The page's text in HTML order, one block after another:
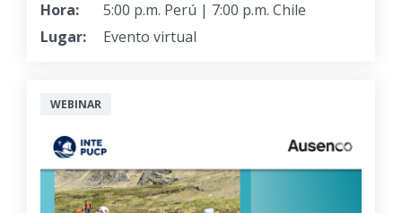
Hora:
5:00 p.m. Perú | 7:00 p.m. Chile
Lugar:
Evento virtual
WEBINAR